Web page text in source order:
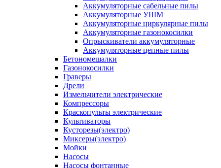
Аккумуляторные сабельные пилы
Аккумуляторные УШМ
Аккумуляторные циркулярные пилы
Аккумуляторные газонокосилки
Опрыскиватели аккумуляторные
Аккумуляторные цепные пилы
Бетономешалки
Газонокосилки
Граверы
Дрели
Измельчители электрические
Компрессоры
Краскопульты электрические
Культиваторы
Кусторезы(электро)
Миксеры(электро)
Мойки
Насосы
Насосы фонтанные